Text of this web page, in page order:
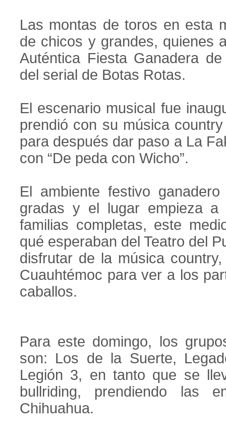
Las montas de toros en esta
de chicos y grandes, quienes
Auténtica Fiesta Ganadera
del serial de Botas Rotas.
El escenario musical fue
prendió con su música
para después dar paso a La
con “De peda con Wicho”.
El ambiente festivo
gradas y el lugar empieza a
familias completas, este
qué esperaban del Teatro del
disfrutar de la música
Cuauhtémoc para ver a los
caballos.
Para este domingo, los
son: Los de la Suerte,
Legión 3, en tanto que se
bullriding, prendiendo las
Chihuahua.